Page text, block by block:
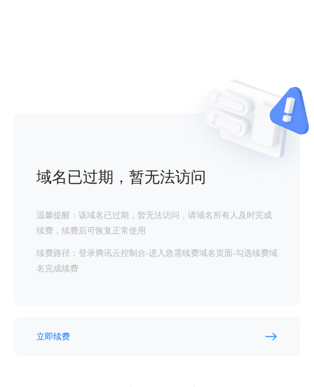
域名已过期，暂无法访问
温馨提醒：该域名已过期，暂无法访问，请域名所有人及时完成
续费，续费后可恢复正常使用
续费路径：登录腾讯云控制台-进入急需续费域名页面-勾选续费域
名完成续费
立即续费